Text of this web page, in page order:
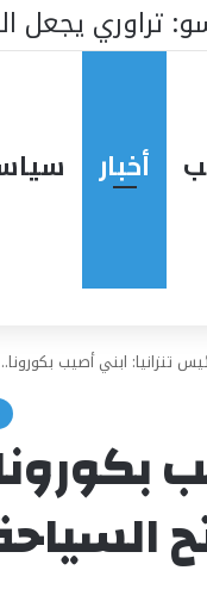
أخبار
تنزانيا: ابني أصيب